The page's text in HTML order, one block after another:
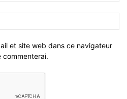
et site web dans ce navigateur
commenterai.